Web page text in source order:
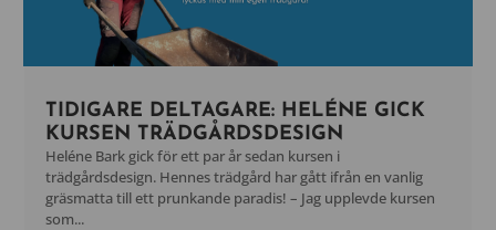
TIDIGARE DELTAGARE: HELÉNE GICK
KURSEN TRÄDGÅRDSDESIGN
Heléne Bark gick för ett par år sedan kursen i
trädgårdsdesign. Hennes trädgård har gått ifrån en vanlig
gräsmatta till ett prunkande paradis! – Jag upplevde kursen
som...